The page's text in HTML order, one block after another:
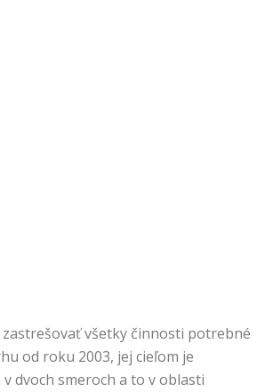
zastrešovať všetky činnosti potrebné
od roku 2003, jej cieľom je
dvoch smeroch a to v oblasti